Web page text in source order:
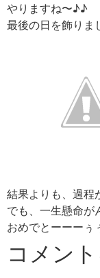
やりますね〜♪♪
最後の日を飾り
結果よりも、過程
でも、一生懸命が
おめでとーーーぅ
コメン